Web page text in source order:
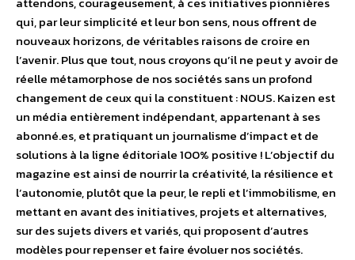
qui, par leur simplicité et leur bon sens, nous offrent de
nouveaux horizons, de véritables raisons de croire en
l’avenir. Plus que tout, nous croyons qu’il ne peut y avoir de
réelle métamorphose de nos sociétés sans un profond
changement de ceux qui la constituent : NOUS. Kaizen est
un média entièrement indépendant, appartenant à ses
abonné.es, et pratiquant un journalisme d’impact et de
solutions à la ligne éditoriale 100% positive ! L’objectif du
magazine est ainsi de nourrir la créativité, la résilience et
l’autonomie, plutôt que la peur, le repli et l’immobilisme, en
mettant en avant des initiatives, projets et alternatives,
sur des sujets divers et variés, qui proposent d’autres
modèles pour repenser et faire évoluer nos sociétés.